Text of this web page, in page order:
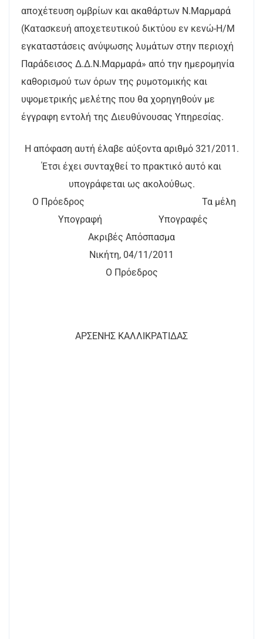
αποχέτευση ομβρίων και ακαθάρτων Ν.Μαρμαρά
(Κατασκευή αποχετευτικού δικτύου εν κενώ-Η/Μ
εγκαταστάσεις ανύψωσης λυμάτων στην περιοχή
Παράδεισος Δ.Δ.Ν.Μαρμαρά» από την ημερομηνία
καθορισμού των όρων της ρυμοτομικής και
υψομετρικής μελέτης που θα χορηγηθούν με
έγγραφη εντολή της Διευθύνουσας Υπηρεσίας.
Η απόφαση αυτή έλαβε αύξοντα αριθμό 321/2011.
Έτσι έχει συνταχθεί το πρακτικό αυτό και
υπογράφεται ως ακολούθως.
Ο Πρόεδρος Τα μέλη
Υπογραφή Υπογραφές
Ακριβές Απόσπασμα
Νικήτη, 04/11/2011
Ο Πρόεδρος
ΑΡΣΕΝΗΣ ΚΑΛΛΙΚΡΑΤΙΔΑΣ